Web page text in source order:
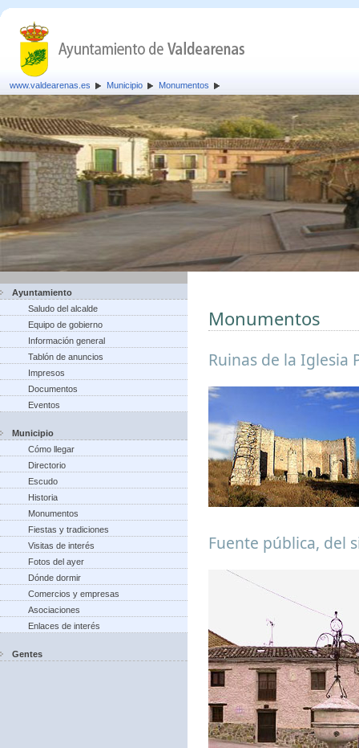
www.valdearenas.es Municipio Monumentos
Ayuntamiento
Saludo del alcalde
Equipo de gobierno
Información general
Tablón de anuncios
Impresos
Documentos
Eventos
Municipio
Cómo llegar
Directorio
Escudo
Historia
Monumentos
Fiestas y tradiciones
Visitas de interés
Fotos del ayer
Dónde dormir
Comercios y empresas
Asociaciones
Enlaces de interés
Gentes
Monumentos
Ruinas de la
Fuente pública, del